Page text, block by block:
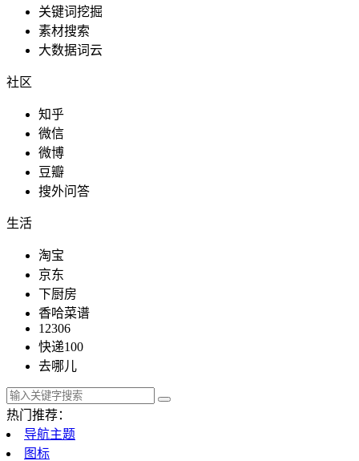
关键词挖掘
素材搜索
大数据词云
社区
知乎
微信
微博
豆瓣
搜外问答
生活
淘宝
京东
下厨房
香哈菜谱
12306
快递100
去哪儿
热门推荐：
导航主题
图标